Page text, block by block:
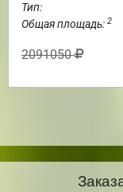
Тип:
Общая площадь: 2
2091050